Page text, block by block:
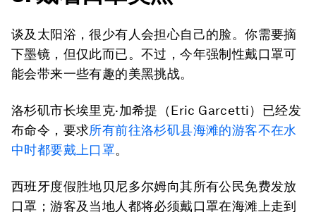
谈及太阳浴，很少有人会担心自己的脸。你需要摘
下墨镜，但仅此而已。不过，今年强制性戴口罩可
能会带来一些有趣的美黑挑战。
洛杉矶市长埃里克·加希提（Eric Garcetti）已经发
布命令，要求所有前往洛杉矶县海滩的游客不在水
中时都要戴上口罩。
西班牙度假胜地贝尼多尔姆向其所有公民免费发放
口罩；游客及当地人都将必须戴口罩在海滩上走到